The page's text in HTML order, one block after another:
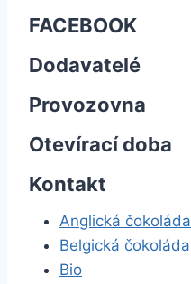
FACEBOOK
Dodavatelé
Provozovna
Otevírací doba
Kontakt
Anglická čokoláda
Belgická čokoláda
Bio